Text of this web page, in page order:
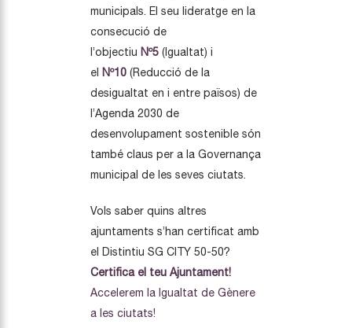
municipals. El seu lideratge en la
consecució de
l’objectiu Nº5 (Igualtat) i
el Nº10 (Reducció de la
desigualtat en i entre països) de
l’Agenda 2030 de
desenvolupament sostenible són
també claus per a la Governança
municipal de les seves ciutats.
Vols saber quins altres
ajuntaments s’han certificat amb
el Distintiu SG CITY 50-50?
Certifica el teu Ajuntament!
Accelerem la Igualtat de Gènere
a les ciutats!